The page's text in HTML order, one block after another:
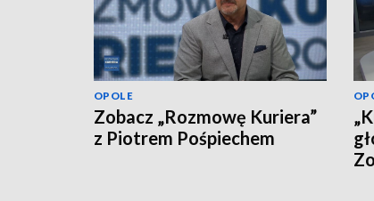
OPOLE
Zobacz „Rozmowę Kuriera”
z Piotrem Pośpiechem